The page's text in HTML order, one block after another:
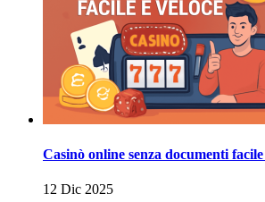
Casinò online senza documenti facile
12 Dic 2025